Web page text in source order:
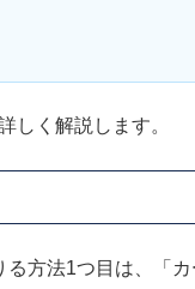
しく解説します。
る方法1つ目は、「